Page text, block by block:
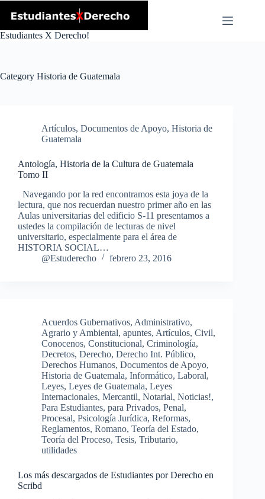
Estudiantes X Derecho!
Category Historia de Guatemala
Artículos, Documentos de Apoyo, Historia de
Guatemala
Antología, Historia de la Cultura de Guatemala
Tomo II
Navegando por la red encontramos esta joya de la
lectura, que nos recuerdan nuestro primer año en las
Aulas universitarias del edificio S-11 presentamos a
ustedes la compilación de lecturas de nivel
universitario, especialmente para el área de
HISTORIA SOCIAL…
@Estuderecho
febrero 23, 2016
Acuerdos Gubernativos, Administrativo,
Agrario y Ambiental, apuntes, Artículos, Civil,
Conocenos, Constitucional, Criminología,
Decretos, Derecho, Derecho Int. Público,
Derechos Humanos, Documentos de Apoyo,
Historia de Guatemala, Informático, Laboral,
Leyes, Leyes de Guatemala, Leyes
Internacionales, Mercantil, Notarial, Noticias!,
Para Estudiantes, para Privados, Penal,
Procesal, Psicología Jurídica, Reformas,
Reglamentos, Romano, Teoría del Estado,
Teoría del Proceso, Tesis, Tributario,
utilidades
Los más descargados de Estudiantes por Derecho en
Scribd